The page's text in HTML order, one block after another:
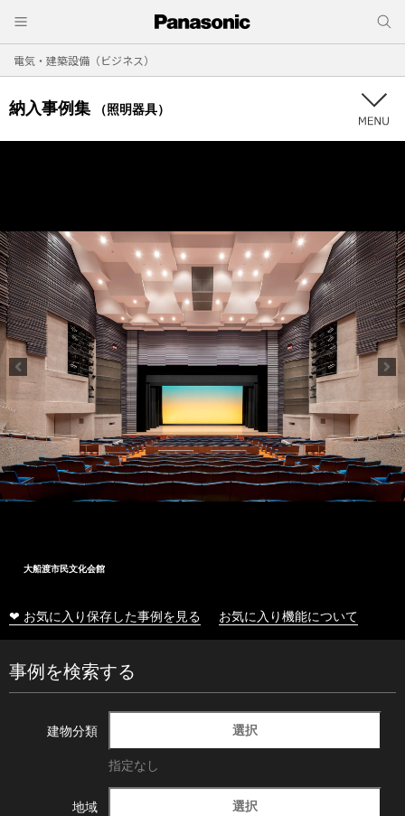
電気・建築設備（ビジネス）
納入事例集 （照明器具）
大船渡市民文化会館
❤ お気に入り保存した事例を見る お気に入り機能について
事例を検索する
建物分類 選択
指定なし
地域 選択